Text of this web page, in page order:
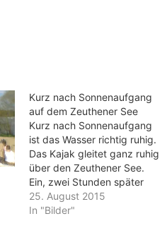
Kurz nach Sonnenaufgang
auf dem Zeuthener See
Kurz nach Sonnenaufgang
ist das Wasser richtig ruhig.
Das Kajak gleitet ganz ruhig
über den Zeuthener See.
Ein, zwei Stunden später
sorgen die Motorboote für
einen steten, leichten
25. August 2015
In "Bilder"